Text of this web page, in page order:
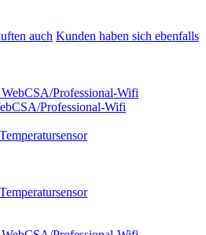
auch Kunden haben sich ebenfalls
Professional-Wifi
Temperatursensor
Temperatursensor